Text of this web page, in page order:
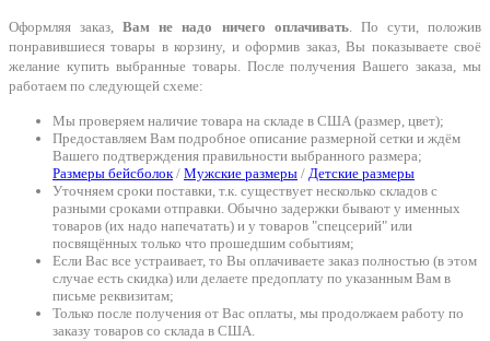
Оформляя заказ,Вам не надо ничего оплачивать. По сути, положив
понравившиеся товары в корзину, и оформив заказ, Вы показываете своё
желание купить выбранные товары. После получения Вашего заказа, мы
работаем по следующей схеме:
Мы проверяем наличие товара на складе в США (размер, цвет);
Предоставляем Вам подробное описание размерной сетки и ждём
Вашего подтверждения правильности выбранного размера;
Размеры бейсболок/ Мужские размеры / Детские размеры
Уточняем сроки поставки, т.к. существует несколько складов с
разными сроками отправки. Обычно задержки бывают у именных
товаров (их надо напечатать) и у товаров "спецсерий" или
посвящённых только что прошедшим событиям;
Если Вас все устраивает, то Вы оплачиваете заказ полностью (в этом
случае есть скидка) или делаете предоплату по указанным Вам в
письме реквизитам;
Только после получения от Вас оплаты, мы продолжаем работу по
заказу товаров со склада в США.